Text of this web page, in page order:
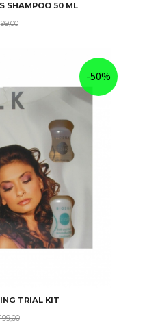
SHAMPOO 50 ML
99,00Rabatt
TRIAL KIT
Rabatt
-50%